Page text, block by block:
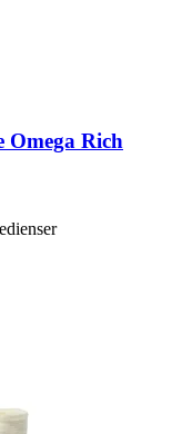
Omega Rich